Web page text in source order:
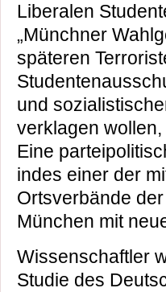
Liberalen
„Münchner
späteren
und
verklagen
Eine
indes einer der
Ortsverbände
München mit
Wissenschaftler
Studie des